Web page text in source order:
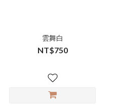
雲舞白
NT$750